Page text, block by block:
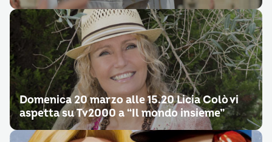
Domenica 20 marzo alle 15.20 Licia Colò vi
aspetta su Tv2000 a “Il mondo insieme”